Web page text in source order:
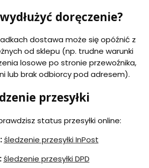
doręczenie?
dostawa może się opóźnić z
od sklepu (np. trudne warunki
losowe po stronie przewoźnika,
lub brak odbiorcy pod adresem).
przesyłki
status przesyłki online:
śledzenie przesyłki InPost
śledzenie przesyłki DPD